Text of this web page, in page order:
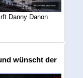
Danny Danon
wünscht der